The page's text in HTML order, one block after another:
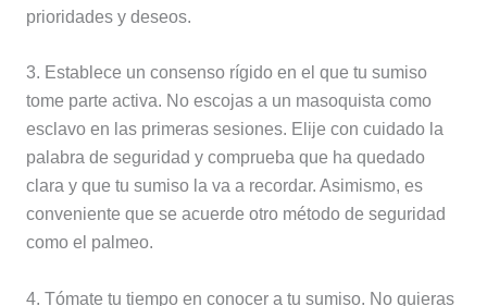
prioridades y deseos.
3. Establece un consenso rígido en el que tu sumiso
tome parte activa. No escojas a un masoquista como
esclavo en las primeras sesiones. Elije con cuidado la
palabra de seguridad y comprueba que ha quedado
clara y que tu sumiso la va a recordar. Asimismo, es
conveniente que se acuerde otro método de seguridad
como el palmeo.
4. Tómate tu tiempo en conocer a tu sumiso. No quieras